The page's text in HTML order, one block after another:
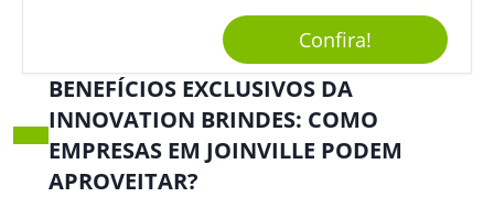
Anotações Com Post-It E
Caneta. Elaborado A Partir De
Material Reciclado, O Brinde
Também É Prático, Tornando-
Se Assim Excelente Para Uso
Cotidiano. Perfeito, Não É?!
Confira!
BENEFÍCIOS EXCLUSIVOS DA
INNOVATION BRINDES: COMO
EMPRESAS EM JOINVILLE PODEM
APROVEITAR?